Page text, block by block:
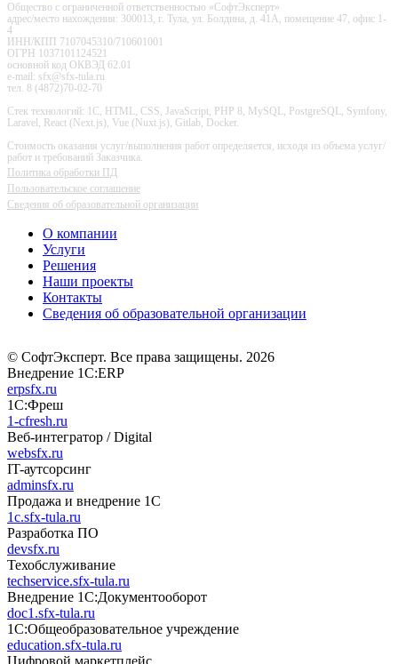
Общество с ограниченной ответственностью «СофтЭксперт»
адрес/место нахождения: 300013, г. Тула, ул. Болдина, д. 41А, помещение 47, офис 1-
4
ИНН/КПП 7107045310/710601001
ОГРН 1037101124521
основной код ОКВЭД 62.01
e-mail: sfx@sfx-tula.ru
тел. 8 (4872)70-02-70
Стек технологий: 1С, HTML, CSS, JavaScript, PHP 8, MySQL, PostgreSQL, Symfony,
Laravel, React (Next.js), Vue (Nuxt.js), Gitlab, Docker.
Стоимость оказания услуг/выполнения работ определяется, исходя из объема услуг/
работ и требований Заказчика.
Политика обработки ПД
Пользовательское соглашение
Сведения об образовательной организации
О компании
Услуги
Решения
Наши проекты
Контакты
Сведения об образовательной организации
© СофтЭксперт. Все права защищены. 2026
Внедрение 1С:ERP
erpsfx.ru
1С:Фреш
1-cfresh.ru
Веб-интегратор / Digital
websfx.ru
IT-аутсорсинг
adminsfx.ru
Продажа и внедрение 1С
1c.sfx-tula.ru
Разработка ПО
devsfx.ru
Техобслуживание
techservice.sfx-tula.ru
Внедрение 1С:Документооборот
doc1.sfx-tula.ru
1С:Общеобразовательное учреждение
education.sfx-tula.ru
Цифровой маркетплейс